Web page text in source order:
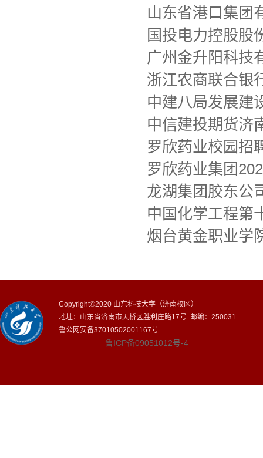
山东省港口集团
国投电力控股股
广州金升阳科技
浙江农商联合银
中建八局发展建
中信建投期货济
罗欣药业校园招
罗欣药业集团
龙湖集团胶东公
中国化学工程第
烟台黄金职业学
Copyright©2020 山东科技大学（济南校区）
地址：山东省济南市天桥区胜利庄路17号 邮编：250031
鲁公网安备37010502001167号
鲁ICP备09051012号-4